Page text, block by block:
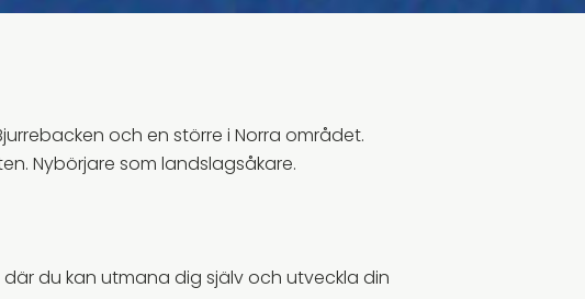
och en större i Norra området.
Nybörjare som landslagsåkare.
du kan utmana dig själv och utveckla din